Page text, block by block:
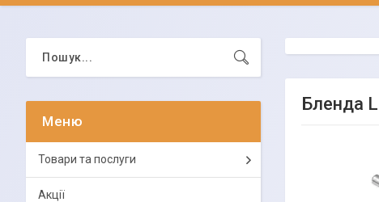
Бленда
Товари та послуги
Акції